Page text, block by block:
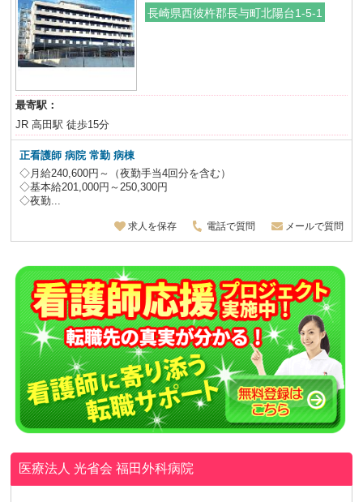
長崎県西彼杵郡長与町北陽台1-5-1
最寄駅：
JR 高田駅 徒歩15分
正看護師 病院 常勤 病棟
◇月給240,600円～（夜勤手当4回分を含む）
◇基本給201,000円～250,300円
◇夜勤...
求人を保存 電話で質問 メールで質問
医療法人 光省会福田外科病院